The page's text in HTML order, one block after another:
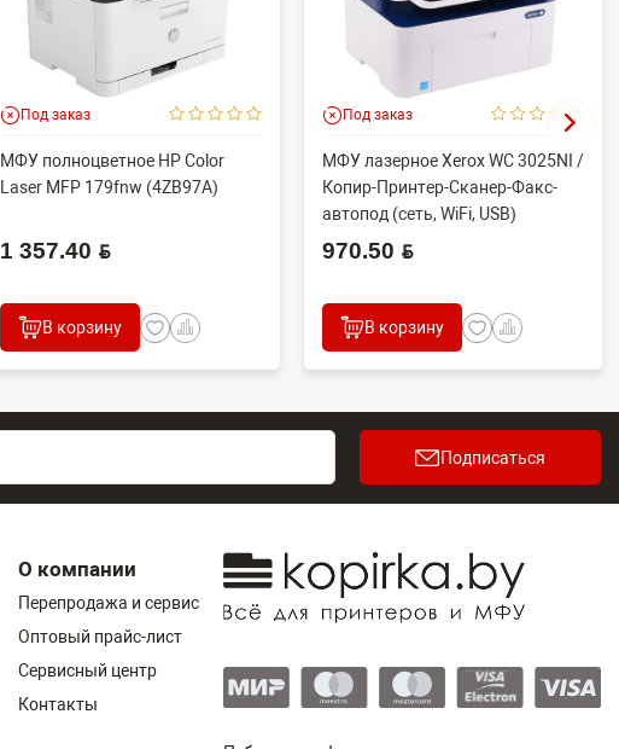
Под заказ
МФУ полноцветное HP Color
Laser MFP 179fnw (4ZB97A)
1 357.40 BYN
В корзину
Под заказ
МФУ лазерное Xerox WC 3025NI /
Копир-Принтер-Сканер-Факс-
автопод (сеть, WiFi, USB)
970.50 BYN
В корзину
Подписаться
О компании
Перепродажа и сервис
Оптовый прайс-лист
Сервисный центр
Контакты